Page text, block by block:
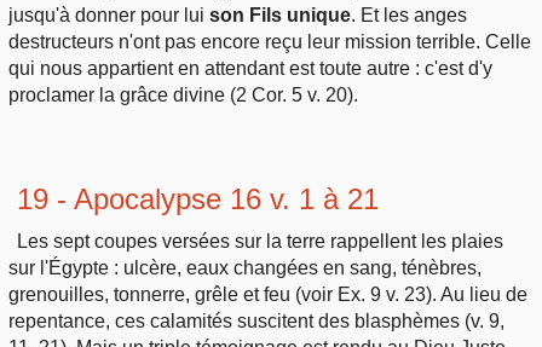
jusqu'à donner pour lui son Fils unique. Et les anges
destructeurs n'ont pas encore reçu leur mission terrible. Celle
qui nous appartient en attendant est toute autre : c'est d'y
proclamer la grâce divine (2 Cor. 5 v. 20).
19 - Apocalypse 16 v. 1 à 21
Les sept coupes versées sur la terre rappellent les plaies
sur l'Égypte : ulcère, eaux changées en sang, ténèbres,
grenouilles, tonnerre, grêle et feu (voir Ex. 9 v. 23). Au lieu de
repentance, ces calamités suscitent des blasphèmes (v. 9,